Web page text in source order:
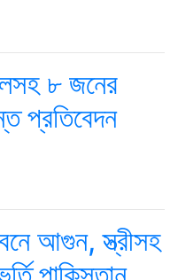
৮ জনের
প্রতিবেদন
আগুন, স্ত্রীসহ